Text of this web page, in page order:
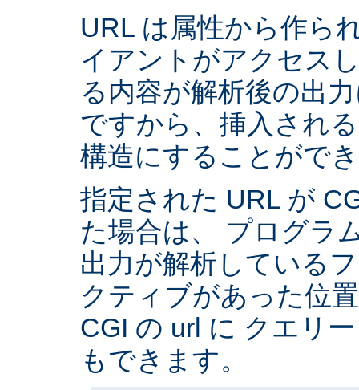
URL は属性から作ら
イアントがアクセス
る内容が解析後の出
ですから、挿入され
構造にすることがで
指定された URL が
た場合は、 プログラ
出力が解析している
クティブがあった位
CGI の url に クエリ
もできます。